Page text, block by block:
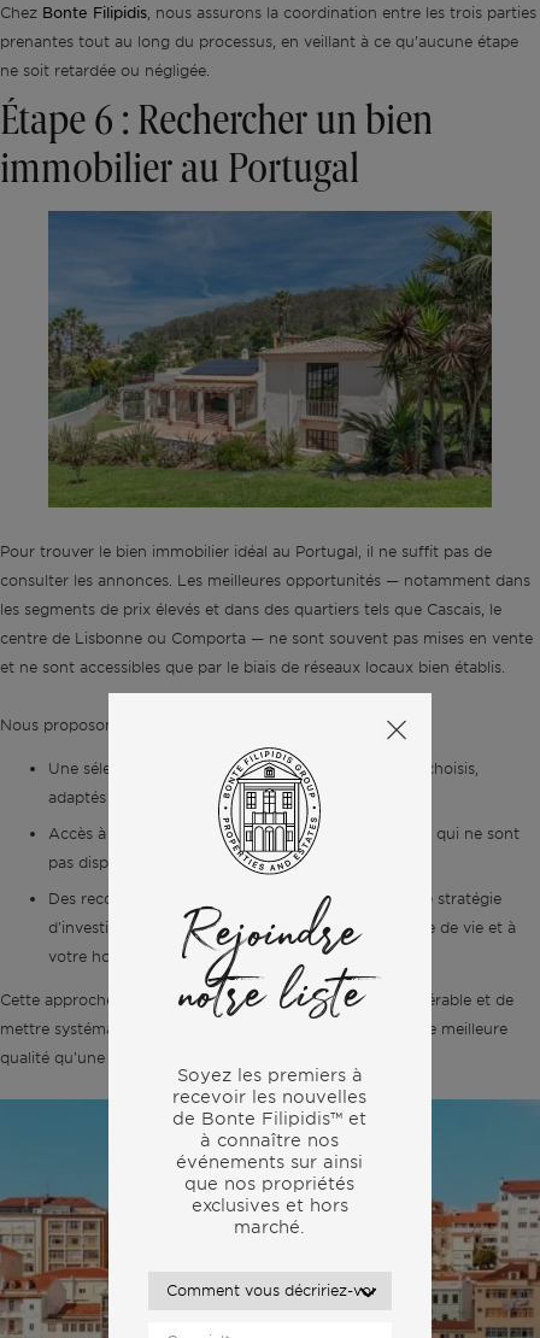
Chez Bonte Filipidis, nous assurons la coordination entre les trois parties
prenantes tout au long du processus, en veillant à ce qu’aucune étape
ne soit retardée ou négligée.
Étape 6 : Rechercher un bien
immobilier au Portugal
Pour trouver le bien immobilier idéal au Portugal, il ne suffit pas de
consulter les annonces. Les meilleures opportunités — notamment dans
les segments de prix élevés et dans des quartiers tels que Cascais, le
centre de Lisbonne ou Comporta — ne sont souvent pas mises en vente
et ne sont accessibles que par le biais de réseaux locaux bien établis.
Nous proposons :
Une sélection de biens immobiliers soigneusement choisis,
adaptés à vos objectifs et à votre budget
Accès à des opportunités immobilières hors marché qui ne sont
pas disponibles sur les portails publics
Des recommandations sur mesure, adaptées à votre stratégie
d'investissement, à vos priorités en matière de mode de vie et à
votre horizon de placement
Cette approche ciblée permet de gagner un temps considérable et de
mettre systématiquement en évidence des opportunités de meilleure
qualité qu'une recherche effectuée de manière autonome.
Rejoindre
notre liste
Soyez les premiers à
recevoir les nouvelles
de Bonte Filipidis™ et
à connaître nos
événements surainsi
que nos propriétés
exclusives et hors
marché.